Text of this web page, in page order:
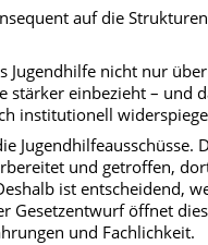
auf die
Jugendhilfe nicht nur über
stärker einbezieht – und
institutionell
Jugendhilfeausschüsse.
und getroffen,
ist entscheidend,
Gesetzentwurf öffnet
und Fachlichkeit.